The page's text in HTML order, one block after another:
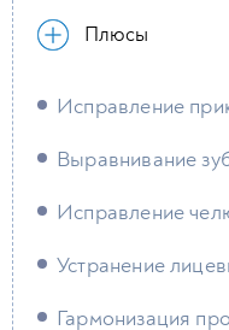
Плюсы
Исправление
Выравнивание
Исправление
Устранение
Гармонизация